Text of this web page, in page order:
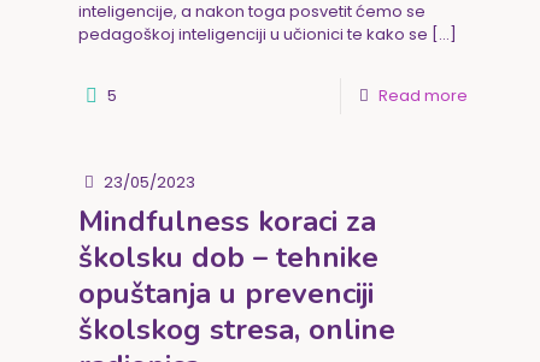
inteligencije, a nakon toga posvetit ćemo se
pedagoškoj inteligenciji u učionici te kako se […]
5 Read more
23/05/2023
Mindfulness koraci za
školsku dob – tehnike
opuštanja u prevenciji
školskog stresa, online